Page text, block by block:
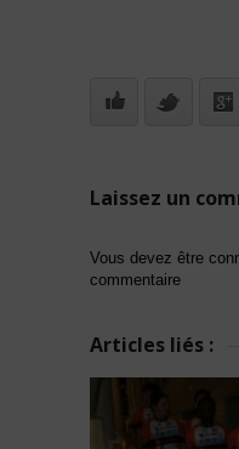
Laissez un
Vous devez être
commentaire
Articles liés :